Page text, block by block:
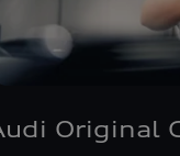
Original